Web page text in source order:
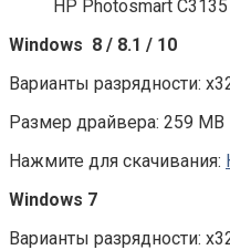
HP Photosmart C3135
Windows 8 / 8.1 / 10
Варианты разрядности:
Размер драйвера: 259 MB
Нажмите для скачивания:
Windows 7
Варианты разрядности: